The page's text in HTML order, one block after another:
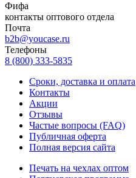
Фифа
контакты оптового отдела
Почта
b2b@youcase.ru
Телефоны
8 (800) 333-5835
Сроки, доставка и оплата
Контакты
Акции
Отзывы
Частые вопросы (FAQ)
Публичная оферта
Полная версия сайта
Печать на чехлах оптом